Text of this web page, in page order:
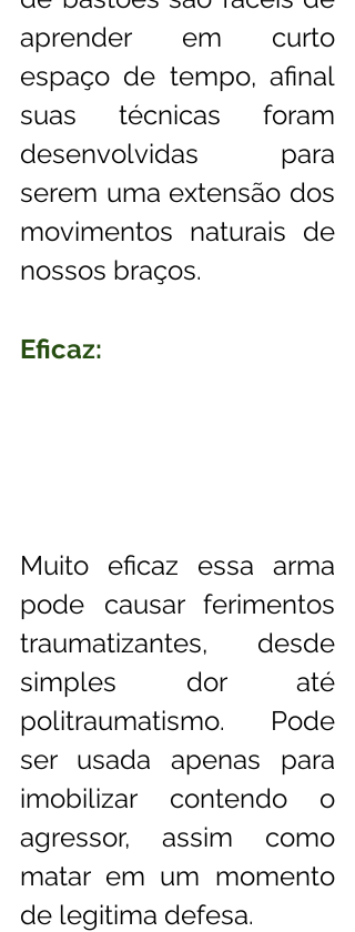
aprender em curto
espaço de tempo, afinal
suas técnicas foram
desenvolvidas para
serem uma extensão dos
movimentos naturais de
nossos braços.
Eficaz:
Muito eficaz essa arma
pode causar ferimentos
traumatizantes, desde
simples dor até
politraumatismo. Pode
ser usada apenas para
imobilizar contendo o
agressor, assim como
matar em um momento
de legitima defesa.